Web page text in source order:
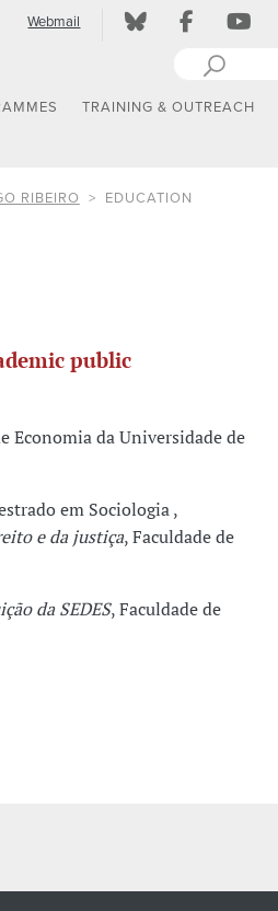
Webmail
TRAINING & OUTREACH
RIBEIRO EDUCATION
public
Economia da Universidade de
em Sociologia ,
e da justiça, Faculdade de
da SEDES, Faculdade de